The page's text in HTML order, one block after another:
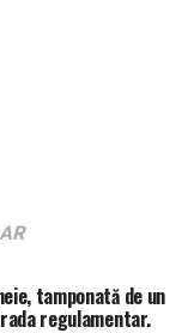
tamponată de un
regulamentar.